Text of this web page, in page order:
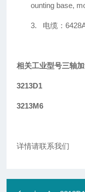
ounting base,
3. 电缆：
相关工业型号三轴
3213D1
3213M6
详情请联系我们